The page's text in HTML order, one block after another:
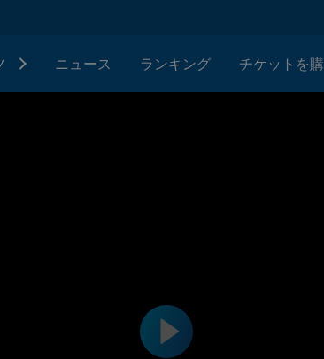
ニュース ランキング チケットを